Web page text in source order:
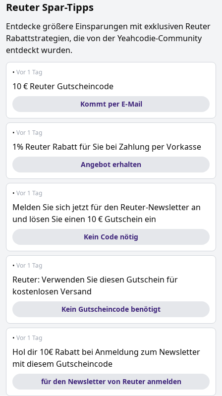
Reuter Spar-Tipps
Entdecke größere Einsparungen mit exklusiven Reuter
Rabattstrategien, die von der Yeahcodie-Community
entdeckt wurden.
• Vor 1 Tag
10 € Reuter Gutscheincode
Kommt per E-Mail
• Vor 1 Tag
1% Reuter Rabatt für Sie bei Zahlung per Vorkasse
Angebot erhalten
• Vor 1 Tag
Melden Sie sich jetzt für den Reuter-Newsletter an
und lösen Sie einen 10 € Gutschein ein
Kein Code nötig
• Vor 1 Tag
Reuter: Verwenden Sie diesen Gutschein für
kostenlosen Versand
Kein Gutscheincode benötigt
• Vor 1 Tag
Hol dir 10€ Rabatt bei Anmeldung zum Newsletter
mit diesem Gutscheincode
für den Newsletter von Reuter anmelden